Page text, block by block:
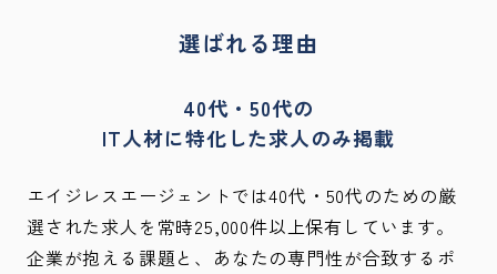
選ばれる理由
40代・50代の
IT人材に特化した求人のみ掲載
エイジレスエージェントでは40代・50代のための厳
選された求人を常時25,000件以上保有しています。
企業が抱える課題と、あなたの専門性が合致するポ